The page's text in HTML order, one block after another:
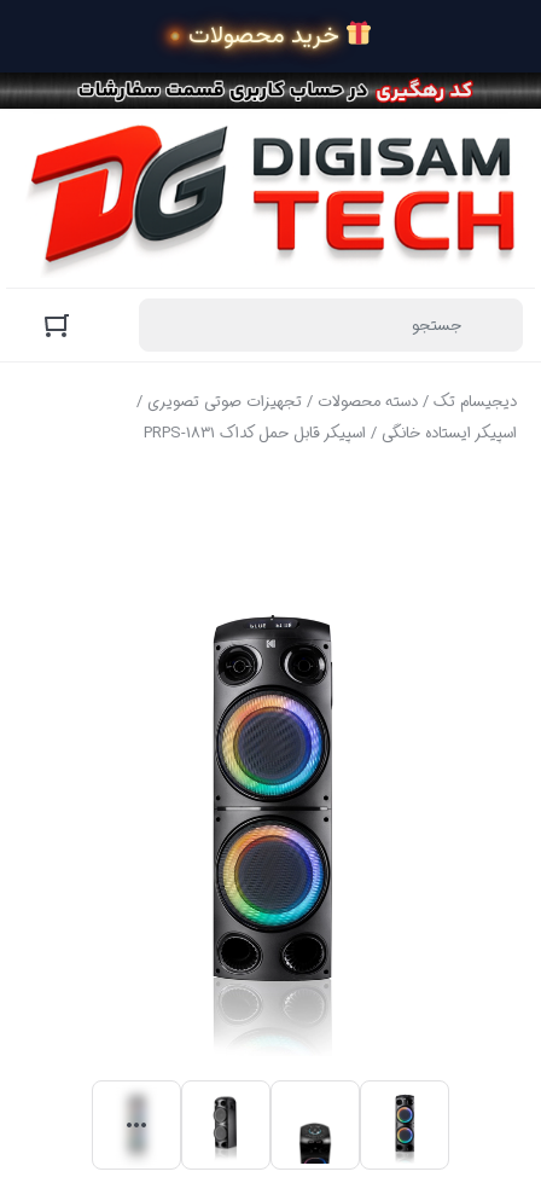
دیجیسام تک/دسته محصولات /تجهیزات صوتی تصویری /
اسپیکر ایستاده خانگی / اسپیکر قابل حمل کداک PRPS-1831
خرید محصولات در 4 قسط